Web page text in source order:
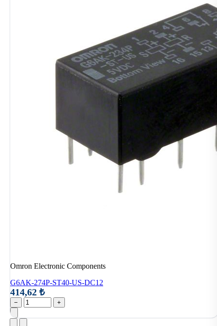
Omron Electronic Components
G6AK-274P-ST40-US-DC12
414,62 ₺
− +